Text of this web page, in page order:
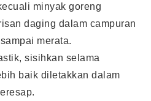
minyak goreng
daging dalam campuran
merata.
sisihkan selama
baik diletakkan dalam